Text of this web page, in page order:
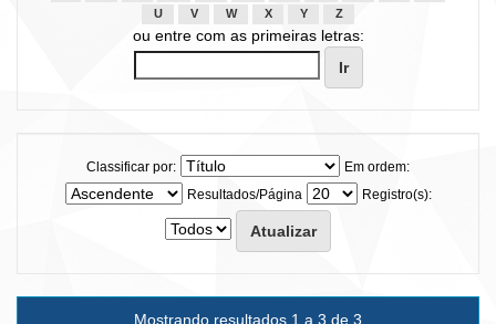
U
V W X Y Z
ou entre com as primeiras letras:
Classificar por:
Em ordem:
Resultados/Página
Registro(s):
Mostrando resultados 1 a 3 de 3